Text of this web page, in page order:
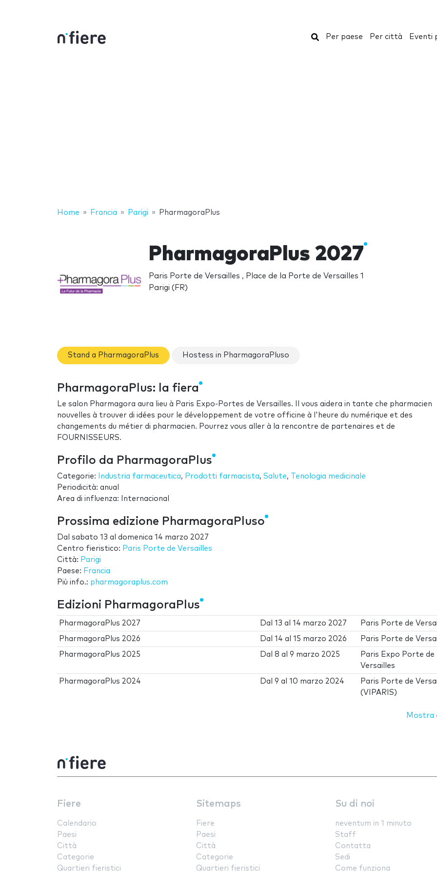
Cerca
Per paese Per città Eventi
Home Francia Parigi PharmagoraPlus
PharmagoraPlus 2027
Paris Porte de Versailles , Place de la Porte de Versailles 1
Parigi (FR)
Stand a PharmagoraPlus Hostess in PharmagoraPluso
PharmagoraPlus: la fiera
Le salon Pharmagora aura lieu à Paris Expo-Portes de Versailles. Il vous aidera in tante che pharmacien
nouvelles à trouver di idées pour le développement de votre officine à l'heure du numérique et des
changements du métier di pharmacien. Pourrez vous aller à la rencontre de partenaires et de
FOURNISSEURS.
Profilo da PharmagoraPlus
Categorie: Industria farmaceutica, Prodotti farmacista, Salute, Tenologia medicinale
Periodicità: anual
Area di influenza: Internacional
Prossima edizione PharmagoraPluso
Dal sabato 13 al domenica 14 marzo 2027
Centro fieristico: Paris Porte de Versailles
Città: Parigi
Paese: Francia
Più info.: pharmagoraplus.com
Edizioni PharmagoraPlus
PharmagoraPlus 2027 Dal13 al14 marzo 2027 Paris Porte de
PharmagoraPlus 2026 Dal14 al15 marzo 2026 Paris Porte de
PharmagoraPlus 2025 Dal8 al9 marzo 2025
Paris Expo Porte de
Versailles
PharmagoraPlus 2024 Dal9 al10 marzo 2024
Paris Porte de
(VIPARIS)
Mostra
Fiere
Calendario
Paesi
Città
Categorie
Quartieri fieristici
Sitemaps
Fiere
Paesi
Città
Categorie
Quartieri fieristici
Su di noi
neventum in 1 minuto
Staff
Contatta
Sedi
Come funziona